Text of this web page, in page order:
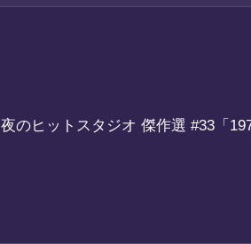
夜のヒットスタジオ 傑作選 #33「